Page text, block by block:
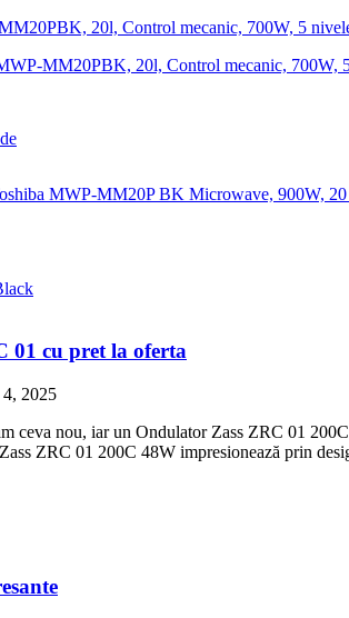
20l, Control mecanic, 700W, 5
MM20PBK, 20l, Control mecanic, 700W,
MWP-MM20P BK Microwave, 900W,
01 cu pret la oferta
4, 2025
ceva nou, iar un Ondulator Zass ZRC 01
ZRC 01 200C 48W impresionează prin